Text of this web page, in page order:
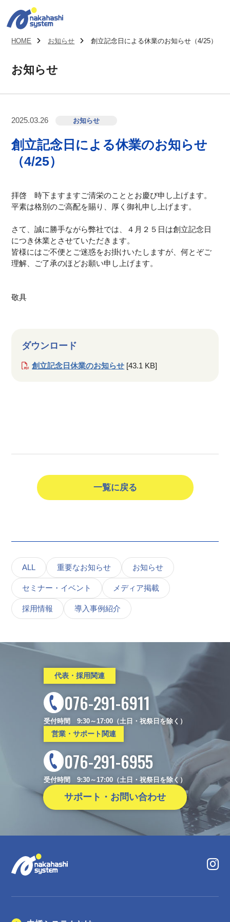
HOME お知らせ 創立記念日による休業のお知らせ（4/25）
お知らせ
2025.03.26 お知らせ
創立記念日による休業のお知らせ
（4/25）
拝啓 時下ますますご清栄のこととお慶び申し上げます。
平素は格別のご高配を賜り、厚く御礼申し上げます。
さて、誠に勝手ながら弊社では、４月２５日は創立記念日
につき休業とさせていただきます。
皆様にはご不便とご迷惑をお掛けいたしますが、何とぞご
理解、ご了承のほどお願い申し上げます。
敬具
ダウンロード
創立記念日休業のお知らせ [43.1 KB]
一覧に戻る
ALL 重要なお知らせ お知らせ
セミナー・イベント メディア掲載
採用情報 導入事例紹介
代表・採用関連
076-291-6911
受付時間 9:30～17:00（土日・祝祭日を除く）
営業・サポート関連
076-291-6955
受付時間 9:30～17:00（土日・祝祭日を除く）
サポート・お問い合わせ